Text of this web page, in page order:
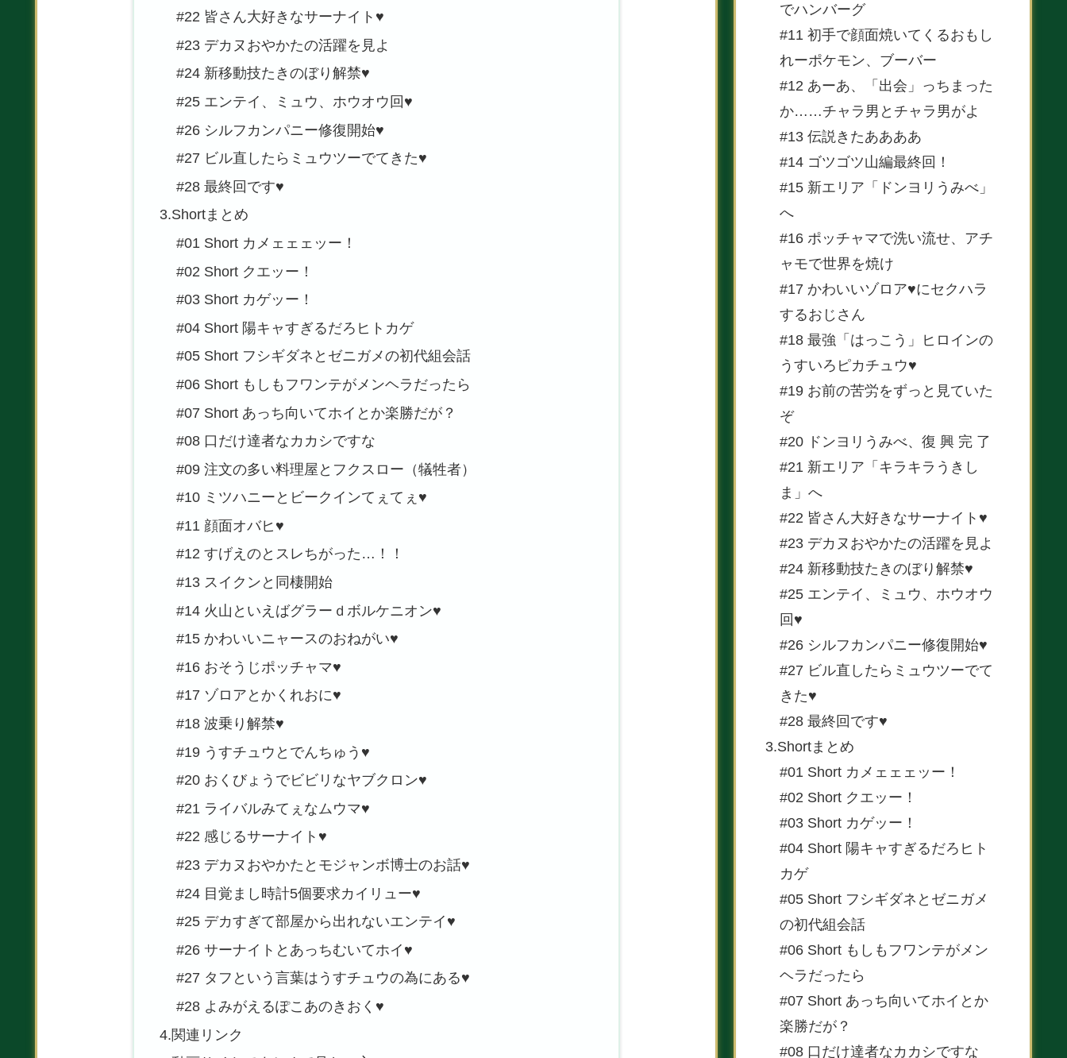
#22 皆さん大好きなサーナイト♥
#23 デカヌおやかたの活躍を見よ
#24 新移動技たきのぼり解禁♥
#25 エンテイ、ミュウ、ホウオウ回♥
#26 シルフカンパニー修復開始♥
#27 ビル直したらミュウツーでてきた♥
#28 最終回です♥
3.Shortまとめ
#01 Short カメェェェッー！
#02 Short クエッー！
#03 Short カゲッー！
#04 Short 陽キャすぎるだろヒトカゲ
#05 Short フシギダネとゼニガメの初代組会話
#06 Short もしもフワンテがメンヘラだったら
#07 Short あっち向いてホイとか楽勝だが？
#08 口だけ達者なカカシですな
#09 注文の多い料理屋とフクスロー（犠牲者）
#10 ミツハニーとビークインてぇてぇ♥
#11 顔面オバヒ♥
#12 すげえのとスレちがった…！！
#13 スイクンと同棲開始
#14 火山といえばグラーｄボルケニオン♥
#15 かわいいニャースのおねがい♥
#16 おそうじポッチャマ♥
#17 ゾロアとかくれおに♥
#18 波乗り解禁♥
#19 うすチュウとでんちゅう♥
#20 おくびょうでビビリなヤブクロン♥
#21 ライバルみてぇなムウマ♥
#22 感じるサーナイト♥
#23 デカヌおやかたとモジャンボ博士のお話♥
#24 目覚まし時計5個要求カイリュー♥
#25 デカすぎて部屋から出れないエンテイ♥
#26 サーナイトとあっちむいてホイ♥
#27 タフという言葉はうすチュウの為にある♥
#28 よみがえるぽこあのきおく♥
4.関連リンク
でハンバーグ
#11 初手で顔面焼いてくるおもし
れーポケモン、ブーバー
#12 あーあ、「出会」っちまった
か……チャラ男とチャラ男がよ
#13 伝説きたああああ
#14 ゴツゴツ山編最終回！
#15 新エリア「ドンヨリうみべ」
へ
#16 ポッチャマで洗い流せ、アチ
ャモで世界を焼け
#17 かわいいゾロア♥にセクハラ
するおじさん
#18 最強「はっこう」ヒロインの
うすいろピカチュウ♥
#19 お前の苦労をずっと見ていた
ぞ
#20 ドンヨリうみべ、復 興 完 了
#21 新エリア「キラキラうきし
ま」へ
#22 皆さん大好きなサーナイト♥
#23 デカヌおやかたの活躍を見よ
#24 新移動技たきのぼり解禁♥
#25 エンテイ、ミュウ、ホウオウ
回♥
#26 シルフカンパニー修復開始♥
#27 ビル直したらミュウツーでて
きた♥
#28 最終回です♥
3.Shortまとめ
#01 Short カメェェェッー！
#02 Short クエッー！
#03 Short カゲッー！
#04 Short 陽キャすぎるだろヒト
カゲ
#05 Short フシギダネとゼニガメ
の初代組会話
#06 Short もしもフワンテがメン
ヘラだったら
#07 Short あっち向いてホイとか
楽勝だが？
#08 口だけ達者なカカシですな